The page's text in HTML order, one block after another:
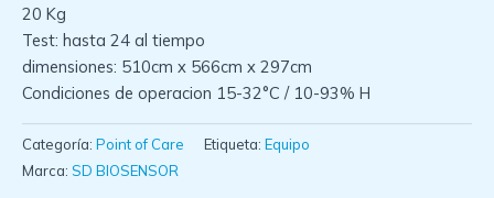
20 Kg
Test: hasta 24 al tiempo
dimensiones: 510cm x 566cm x 297cm
Condiciones de operacion 15-32°C / 10-93% H
Categoría: Point of Care Etiqueta: Equipo
Marca: SD BIOSENSOR